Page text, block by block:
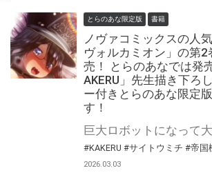
とらのあな限定版 書籍
ノヴァコミックスの人
ヴォルカミオン」の第
売！ とらのあなでは発
AKERU」先生描き下ろ
ー付きとらのあな限定
す！
#KAKERU #サイトウミチ #帝国
2026.03.03